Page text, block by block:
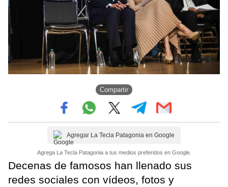
Compartir
Agregar La Tecla Patagonia en Google
Agrega La Tecla Patagonia a tus medios preferidos en Google.
Decenas de famosos han llenado sus
redes sociales con vídeos, fotos y